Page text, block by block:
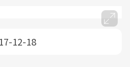
12-18